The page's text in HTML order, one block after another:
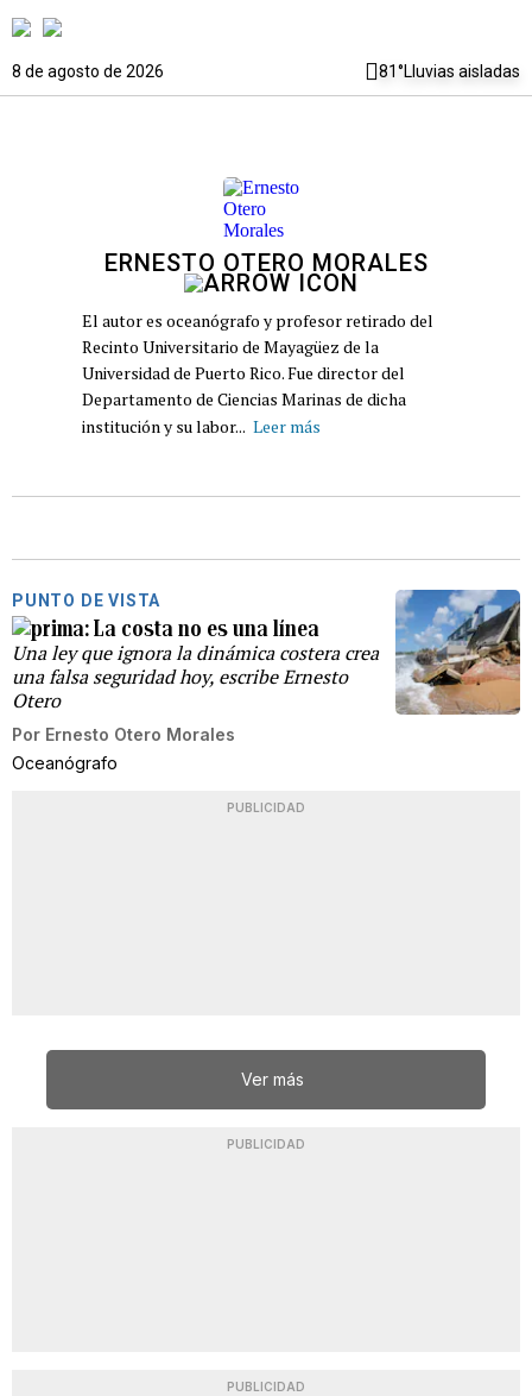
8 de agosto de 2026 81°Lluvias aisladas
ERNESTO OTERO MORALES
El autor es oceanógrafo y profesor retirado del
Recinto Universitario de Mayagüez de la
Universidad de Puerto Rico. Fue director del
Departamento de Ciencias Marinas de dicha
institución y su labor... Leer más
PUNTO DE VISTA
La costa no es una línea
Una ley que ignora la dinámica costera crea
una falsa seguridad hoy, escribe Ernesto
Otero
Por Ernesto Otero Morales
Oceanógrafo
PUBLICIDAD
Ver más
PUBLICIDAD
PUBLICIDAD